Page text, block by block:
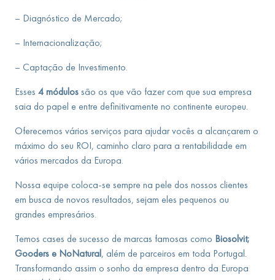
– Diagnóstico de Mercado;
– Internacionalização;
– Captação de Investimento.
Esses 4 módulos são os que vão fazer com que sua empresa
saia do papel e entre definitivamente no continente europeu.
Oferecemos vários serviços para ajudar vocês a alcançarem o
máximo do seu ROI, caminho claro para a rentabilidade em
vários mercados da Europa.
Nossa equipe coloca-se sempre na pele dos nossos clientes
em busca de novos resultados, sejam eles pequenos ou
grandes empresários.
Temos cases de sucesso de marcas famosas como Biosolvit;
Gooders e NoNatural, além de parceiros em toda Portugal.
Transformando assim o sonho da empresa dentro da Europa